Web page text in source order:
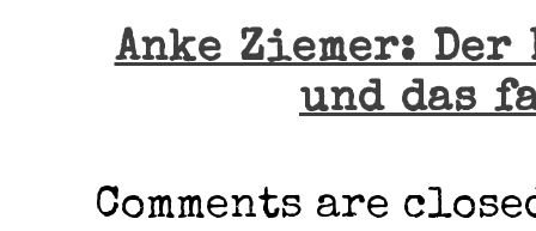
Anke Ziemer:
und das
Comments are